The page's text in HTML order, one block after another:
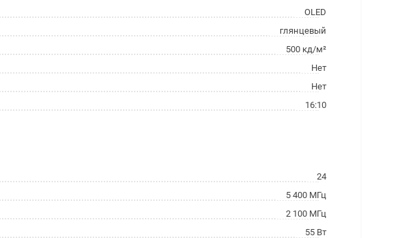
OLED
глянцевый
500 кд/м²
Нет
Нет
16:10
24
5 400 МГц
2 100 МГц
55 Вт